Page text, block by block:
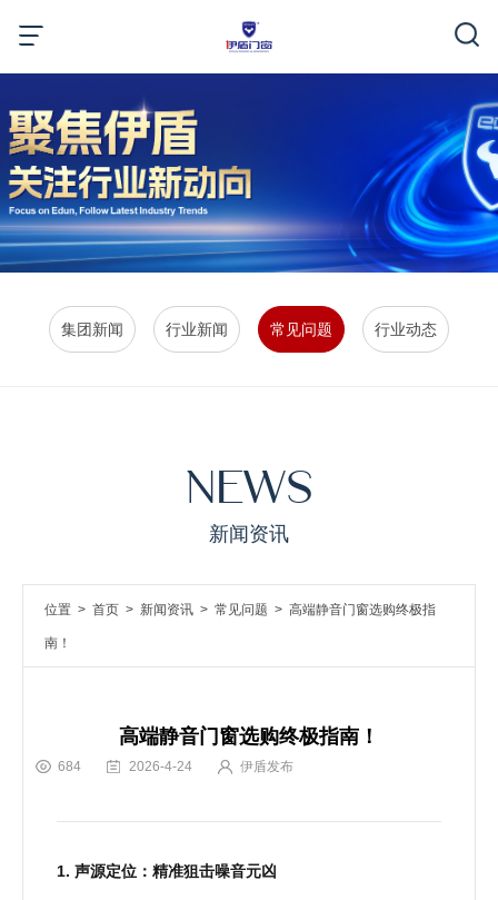
集团新闻 行业新闻 常见问题 行业动态
NEWS
新闻资讯
位置 > 首页 > 新闻资讯 > 常见问题 > 高端静音门窗选购终极指
南！
高端静音门窗选购终极指南！
684 2026-4-24 伊盾发布
1. 声源定位：精准狙击噪音元凶